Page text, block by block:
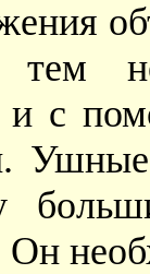
тем
и с
Он